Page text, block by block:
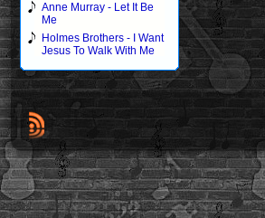
Anne Murray - Let It Be
Me
Holmes Brothers - I Want
Jesus To Walk With Me